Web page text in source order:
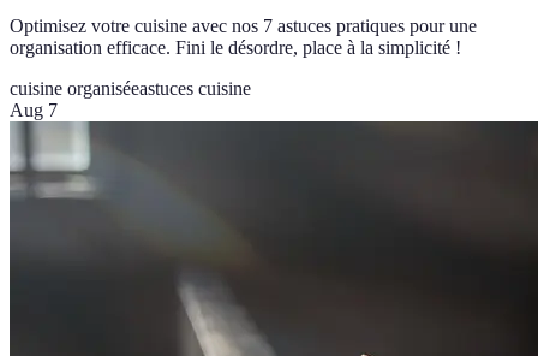
Optimisez votre cuisine avec nos 7 astuces pratiques pour une
organisation efficace. Fini le désordre, place à la simplicité !
cuisine organiséeastuces cuisine
Aug 7